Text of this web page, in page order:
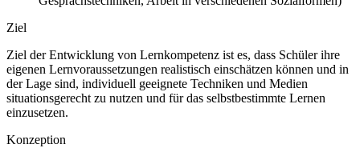
Ziel
Ziel der Entwicklung von Lernkompetenz ist es, dass Schüler ihre
eigenen Lernvoraussetzungen realistisch einschätzen können und in
der Lage sind, individuell geeignete Techniken und Medien
situationsgerecht zu nutzen und für das selbstbestimmte Lernen
einzusetzen.
Konzeption